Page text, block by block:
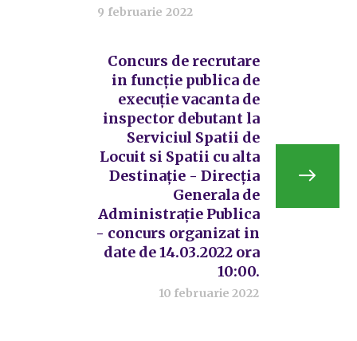
9 februarie 2022
Concurs de recrutare
in funcție publica de
execuție vacanta de
inspector debutant la
Serviciul Spatii de
Locuit si Spatii cu alta
Destinație - Direcția
Generala de
Administrație Publica
- concurs organizat in
date de 14.03.2022 ora
10:00.
10 februarie 2022